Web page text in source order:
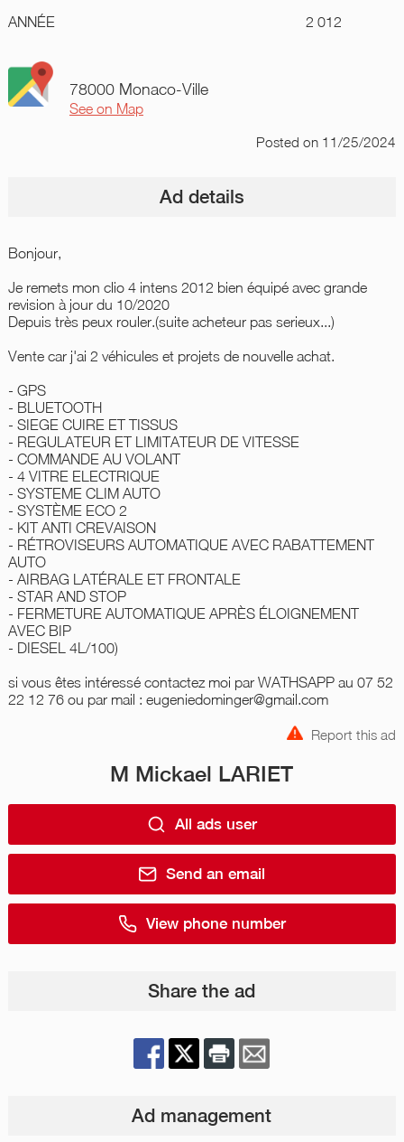
ANNÉE
2 012
78000 Monaco-Ville
See on Map
Postedon 11/25/2024
Ad details
Bonjour,
Je remets mon clio 4 intens 2012 bien équipé avec grande
revision à jour du 10/2020
Depuis très peux rouler.(suite acheteur pas serieux...)
Vente car j'ai 2 véhicules et projets de nouvelle achat.
- GPS
- BLUETOOTH
- SIEGE CUIRE ET TISSUS
- REGULATEUR ET LIMITATEUR DE VITESSE
- COMMANDE AU VOLANT
- 4 VITRE ELECTRIQUE
- SYSTEME CLIM AUTO
- SYSTÈME ECO 2
- KIT ANTI CREVAISON
- RÉTROVISEURS AUTOMATIQUE AVEC RABATTEMENT
AUTO
- AIRBAG LATÉRALE ET FRONTALE
- STAR AND STOP
- FERMETURE AUTOMATIQUE APRÈS ÉLOIGNEMENT
AVEC BIP
- DIESEL 4L/100)
si vous êtes intéressé contactez moi par WATHSAPP au 07 52
22 12 76 ou par mail : eugeniedominger@gmail.com
Report this ad
M Mickael LARIET
All ads user
Send an email
View phone number
Share the ad
Ad management